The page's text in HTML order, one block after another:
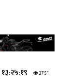
१३:२५:१९ 2751